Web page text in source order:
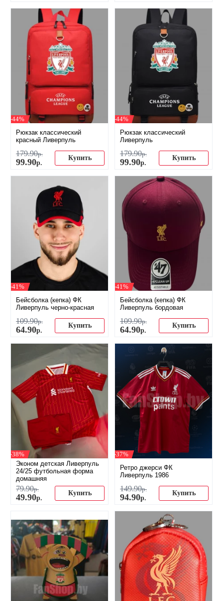
-44%
Рюкзак классический
красный Ливерпуль
179.90р.
99.90р.
Купить
-44%
Рюкзак классический
Ливерпуль
179.90р.
99.90р.
Купить
-41%
Бейсболка (кепка) ФК
Ливерпуль черно-красная
109.90р.
64.90р.
Купить
-41%
Бейсболка (кепка) ФК
Ливерпуль бордовая
109.90р.
64.90р.
Купить
-38%
Эконом детская Ливерпуль
24/25 футбольная форма
домашняя
79.90р.
49.90р.
Купить
-37%
Ретро джерси ФК
Ливерпуль 1986
149.90р.
94.90р.
Купить